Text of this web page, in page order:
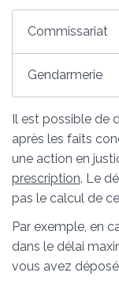
Commissariat
Gendarmerie
Il est possible de
après les faits
une action en
prescription. Le
pas le calcul de
Par exemple, en
dans le délai
vous avez